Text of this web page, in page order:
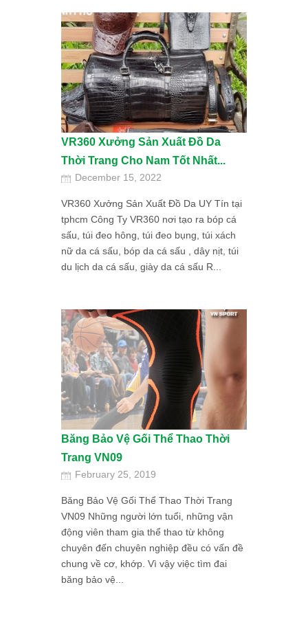
VR360 Xưởng Sản Xuất Đồ Da
Thời Trang Cho Nam Tốt Nhất...
December 15, 2022
VR360 Xưởng Sản Xuất Đồ Da UY Tín tại
tphcm Công Ty VR360 nơi tạo ra bóp cá
sấu, túi đeo hông, túi đeo bụng, túi xách
nữ da cá sấu, bóp da cá sấu , dây nịt, túi
du lịch da cá sấu, giày da cá sấu R...
Băng Bảo Vệ Gối Thể Thao Thời
Trang VN09
February 25, 2019
Băng Bảo Vệ Gối Thể Thao Thời Trang
VN09 Những người lớn tuổi, những vận
động viên tham gia thể thao từ không
chuyên đến chuyên nghiệp đều có vấn đề
chung về cơ, khớp. Vì vậy việc tìm đai
băng bảo vệ...